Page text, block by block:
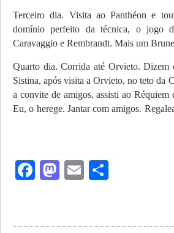
Terceiro dia. Visita ao Panthéon e
domínio perfeito da técnica, o jogo
Caravaggio e Rembrandt. Mais um
Quarto dia. Corrida até Orvieto.
Sistina, após visita a Orvieto, no teto da
a convite de amigos, assisti ao
Eu, o herege. Jantar com amigos.
Facebook
Mastodon
Email